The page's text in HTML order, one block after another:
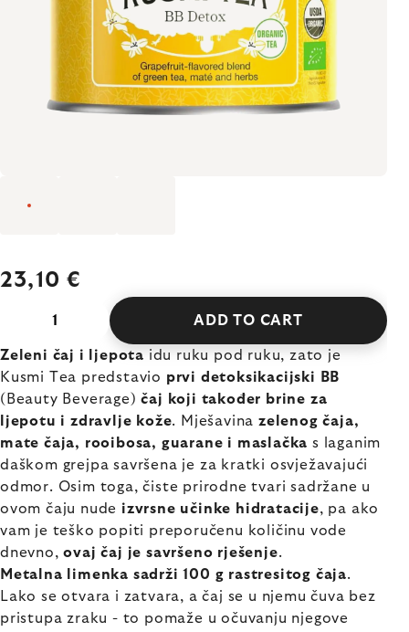
23,10 €
ADD TO CART
Zeleni čaj i ljepota idu ruku pod ruku, zato je
Kusmi Tea predstavio prvi detoksikacijski BB
(Beauty Beverage)čaj koji također brine za
ljepotu i zdravlje kože. Mješavinazelenog čaja,
mate čaja, rooibosa, guarane i maslačka s laganim
daškom grejpa savršena je za kratki osvježavajući
odmor. Osim toga, čiste prirodne tvari sadržane u
ovom čaju nude izvrsne učinke hidratacije, pa ako
vam je teško popiti preporučenu količinu vode
dnevno,ovaj čaj je savršeno rješenje.
Metalna limenka sadrži 100 g rastresitog čaja.
Lako se otvara i zatvara, a čaj se u njemu čuva bez
pristupa zraku - to pomaže u očuvanju njegove